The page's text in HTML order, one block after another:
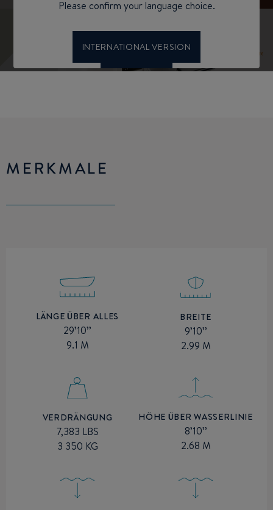
MERKMALE
LÄNGE ÜBER ALLES
29’10’’
9.1 M
BREITE
9’10’’
2.99 M
VERDRÄNGUNG
7,383 LBS
3 350 KG
HÖHE ÜBER WASSERLINIE
8’10’’
2.68 M